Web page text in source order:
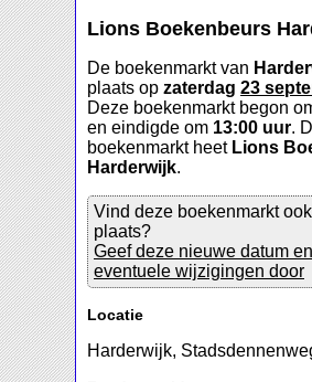
Lions Boekenbeurs
De boekenmarkt van
plaats op zaterdag 23
Deze boekenmarkt begon
en eindigde om 13:00 uur.
boekenmarkt heet Lions
Harderwijk.
Vind deze boekenmarkt
plaats?
Geef deze nieuwe datum
eventuele wijzigingen door
Locatie
Harderwijk,